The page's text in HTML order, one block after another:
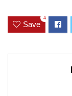
Save
4